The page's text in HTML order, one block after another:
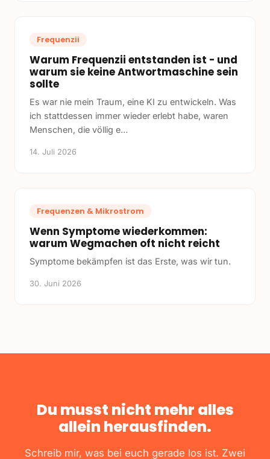
Frequenzii
Warum Frequenzii entstanden ist - und
warum sie keine Antwortmaschine sein
sollte
Es war nie mein Traum, eine KI zu entwickeln. Was
ich stattdessen immer wieder erlebt habe, waren
Menschen, die völlig e…
14. Juli 2026
Frequenzen & Mikrostrom
Wenn Symptome wiederkommen:
warum Wegmachen oft nicht reicht
Symptome bekämpfen ist das Erste, was wir tun.
30. Juni 2026
Du musst nicht mehr alles
allein herausfinden.
Schreib mir, was bei euch gerade los ist. Zwei